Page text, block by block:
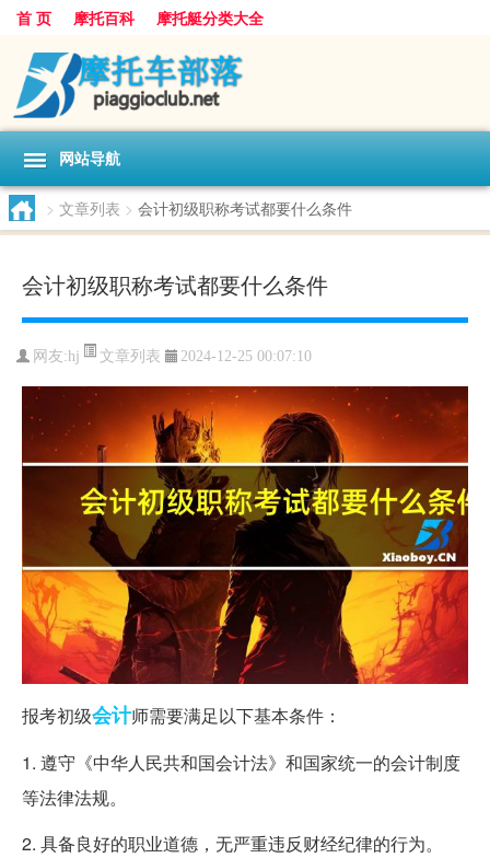
首 页 摩托百科 摩托艇分类大全
网站导航
> 文章列表 > 会计初级职称考试都要什么条件
会计初级职称考试都要什么条件
网友:hj 文章列表 2024-12-25 00:07:10
报考初级会计师需要满足以下基本条件：
1. 遵守《中华人民共和国会计法》和国家统一的会计制度
等法律法规。
2. 具备良好的职业道德，无严重违反财经纪律的行为。